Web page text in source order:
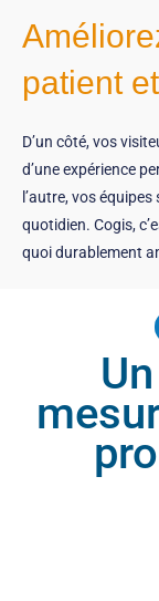
patient
D’un côté, vos
d’une expérience
l’autre, vos
quotidien. Cogis,
quoi durablement